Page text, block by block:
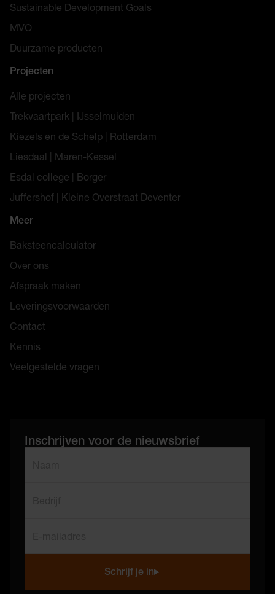
Sustainable Development Goals
MVO
Duurzame producten
Projecten
Alle projecten
Trekvaartpark | IJsselmuiden
Kiezels en de Schelp | Rotterdam
Liesdaal | Maren-Kessel
Esdal college | Borger
Juffershof | Kleine Overstraat Deventer
Meer
Baksteencalculator
Over ons
Afspraak maken
Leveringsvoorwaarden
Contact
Kennis
Veelgestelde vragen
Inschrijven voor de nieuwsbrief
Schrijf je in